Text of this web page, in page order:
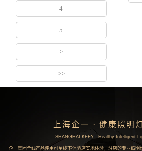
4
5
>
>>
上海企一 · 健康照明
SHANGHAI KEEY · Healthy Intelligent
企一集团全线产品使用可至线下体验店实地体验，驻店的专业照